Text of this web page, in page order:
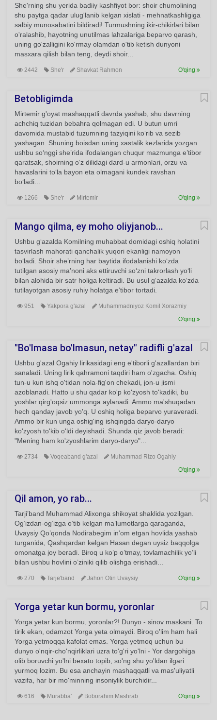
She'rning shu yerida badiiy kashfiyot bor: shoir chumolining
shu paytga qadar ulug'lanib kelgan xislati - mehnatkashligiga
salbiy munosabatini bildiradi! Turmushning ikir-chikirlari bilan
o'ralashib, hayotning unutilmas lahzalariga beparvo qarash,
uning go'zalligini ko'rmay olamdan o'tib ketish dunyoni
masxara qilish bilan teng, deydi shoir...
2442 She'r Shavkat Rahmon O'qing
Betobligimda
Mirtemir g'oyat mashaqqatli davrda yashab, shu davrning
achchiq tuzidan bebahra qolmagan edi. U butun umri
davomida mustabid tuzumning tazyiqini ko‘rib va sezib
yashagan. Shuning boisdan uning xastalik kezlarida yozgan
ushbu so‘nggi she’rida ifodalangan chuqur mazmunga e’tibor
qaratsak, shoirning o‘z dilidagi dard-u armonlari, orzu va
havaslarini to‘la bayon eta olmagani kundek ravshan
bo‘ladi...
1266 She'r Mirtemir O'qing
Mango qilma, ey moho oliyjanob...
Ushbu g‘azalda Komilning muhabbat domidagi oshiq holatini
tasvirlash mahorati qanchalik yuqori ekanligi namoyon
bo‘ladi. Shoir she’rning har baytida ifodalanishi ko‘zda
tutilgan asosiy ma’noni aks ettiruvchi so‘zni takrorlash yo‘li
bilan alohida bir satr holiga keltiradi. Bu usul g‘azalda ko‘zda
tutilayotgan asosiy ruhiy holatga e’tibor tortadi.
951 Yakpora g'azal
Muhammadniyoz Komil Xorazmiy
O'qing
"Bo'lmasa bo'lmasun, netay" radifli g'azal
Ushbu g'azal Ogahiy lirikasidagi eng e'tiborli g'azallardan biri
sanaladi. Uning lirik qahramoni taqdiri ham o'zgacha. Oshiq
tun-u kun ishq o'tidan nola-fig'on chekadi, jon-u jismi
azoblanadi. Hatto u shu qadar ko'p ko'zyosh to'kadiki, bu
yoshlar qirg'oqsiz ummonga aylanadi. Ammo ma'shuqadan
hech qanday javob yo'q. U oshiq holiga beparvo yuraveradi.
Ammo bir kun unga oshig'ing ishqingda daryo-daryo
ko'zyosh to'kib o'ldi deyishadi. Shunda qiz javob beradi:
"Mening ham ko'zyoshlarim daryo-daryo"...
2734 Voqeaband g'azal
Muhammad Rizo Ogahiy
O'qing
Qil amon, yo rab...
Tarji’band Muhammad Alixonga shikoyat shaklida yozilgan.
Og’izdan-og’izga o’tib kelgan ma’lumotlarga qaraganda,
Uvaysiy Qo’qonda Nodirabegim in’om etgan hovlida yashab
turganida, Qashqardan kelgan Hasan degan uysiz baqqolga
omonatga joy beradi. Biroq u ko’p o’tmay, tovlamachilik yo’li
bilan ushbu hovlini o’ziniki qilib olishga erishadi...
270 Tarje'band Jahon Otin Uvaysiy O'qing
Yorga yetar kun bormu, yoronlar
Yorga yetar kun bormu, yoronlar?! Dunyo - sinov maskani. To
tirik ekan, odamzot Yorga yeta olmaydi. Biroq o'lim ham hali
Yorga yetmoqqa kafolat emas. Yorga yetmoq uchun bu
dunyo o'nqir-cho'nqirliklari uzra to'g'ri yo'lni - Yor dargohiga
olib boruvchi yo'lni bexato topib, so'ng shu yo'ldan ilgari
yurmoq lozim. Bu esa anchayin mashaqqatli va mas'uliyatli
vazifa, har bir mo'minning insoniylik burchidir...
616 Murabba' Boborahim Mashrab O'qing